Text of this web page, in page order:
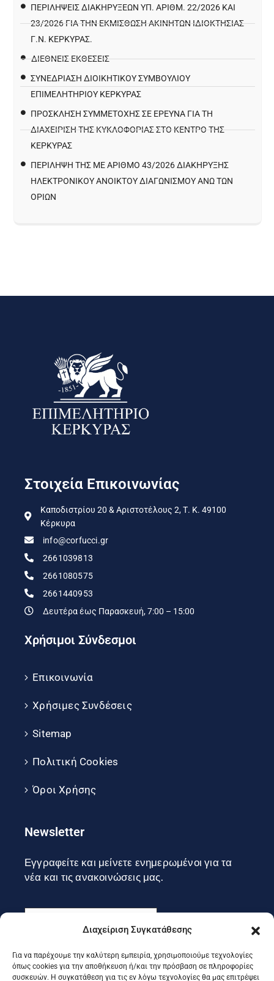
Διαχείριση Συγκατάθεσης
Για να παρέχουμε την καλύτερη εμπειρία, χρησιμοποιούμε τεχνολογίες
όπως cookies για την αποθήκευση ή/και την πρόσβαση σε πληροφορίες
συσκευών. Η συγκατάθεση για τις εν λόγω τεχνολογίες θα μας επιτρέψει
ΠΕΡΙΛΉΨΕΙΣ ΔΙΑΚΗΡΎΞΕΩΝ ΥΠ. ΑΡΙΘΜ. 22/2026 ΚΑΙ
23/2026 ΓΙΑ ΤΗΝ ΕΚΜΊΣΘΩΣΗ ΑΚΙΝΉΤΩΝ ΙΔΙΟΚΤΗΣΊΑΣ
Γ.Ν. ΚΈΡΚΥΡΑΣ.
ΔΙΕΘΝΕΙΣ ΕΚΘΕΣΕΙΣ
ΣΥΝΕΔΡΙΑΣΗ ΔΙΟΙΚΗΤΙΚΟΥ ΣΥΜΒΟΥΛΙΟΥ
ΕΠΙΜΕΛΗΤΗΡΙΟΥ ΚΕΡΚΥΡΑΣ
ΠΡΌΣΚΛΗΣΗ ΣΥΜΜΕΤΟΧΉΣ ΣΕ ΈΡΕΥΝΑ ΓΙΑ ΤΗ
ΔΙΑΧΕΊΡΙΣΗ ΤΗΣ ΚΥΚΛΟΦΟΡΊΑΣ ΣΤΟ ΚΈΝΤΡΟ ΤΗΣ
ΚΈΡΚΥΡΑΣ
ΠΕΡΙΛΗΨΗ ΤΗΣ ΜΕ ΑΡΙΘΜΟ 43/2026 ΔΙΑΚΗΡΥΞΗΣ
ΗΛΕΚΤΡΟΝΙΚΟΥ ΑΝΟΙΚΤΟΥ ΔΙΑΓΩΝΙΣΜΟΥ ΑΝΩ ΤΩΝ
ΟΡΙΩΝ
Στοιχεία Επικοινωνίας
Καποδιστρίου 20 & Αριστοτέλους 2, Τ. Κ. 49100
Κέρκυρα
info@corfucci.gr
2661039813
2661080575
2661440953
Δευτέρα έως Παρασκευή, 7:00 – 15:00
Χρήσιμοι Σύνδεσμοι
Επικοινωνία
Χρήσιμες Συνδέσεις
Sitemap
Πολιτική Cookies
Όροι Χρήσης
Newsletter
Εγγραφείτε και μείνετε ενημερωμένοι για τα
νέα και τις ανακοινώσεις μας.
Εγγραφή